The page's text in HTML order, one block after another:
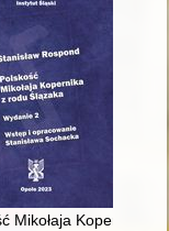
finansowy i
Mikołaja Kopernika z